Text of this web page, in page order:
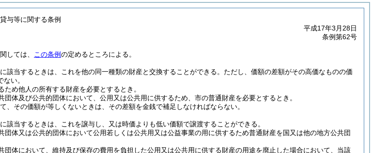
与等に関する条例
平成17年3月28日
条例第62号
しては、 この条例の定めるところによる。
該当するときは、これを他の同一種類の財産と交換することができる。 ただし、価額の差額がその高価なものの価
い。
め他人の所有する財産を必要とするとき。
団体及び公共的団体において、公用又は公共用に供するため、市の普通財産を必要とするとき。
、その価額が等しくないときは、その差額を金銭で補足しなければならない。
該当するときは、これを譲与し、又は時価よりも低い価額で譲渡することができる。
団体又は公共的団体において公用若しくは公共用又は公益事業の用に供するため普通財産を国又は他の地方公共団
団体において、維持及び保存の費用を負担した公用又は公共用に供する財産の用途を廃止した場合において、当該